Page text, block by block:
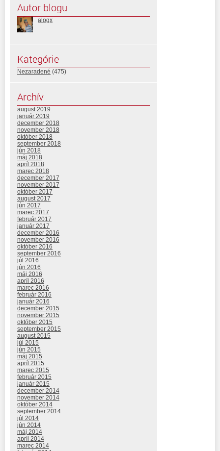
Autor blogu
alogx
Kategórie
Nezaradené (475)
Archív
august 2019
január 2019
december 2018
november 2018
október 2018
september 2018
jún 2018
máj 2018
apríl 2018
marec 2018
december 2017
november 2017
október 2017
august 2017
jún 2017
marec 2017
február 2017
január 2017
december 2016
november 2016
október 2016
september 2016
júl 2016
jún 2016
máj 2016
apríl 2016
marec 2016
február 2016
január 2016
december 2015
november 2015
október 2015
september 2015
august 2015
júl 2015
jún 2015
máj 2015
apríl 2015
marec 2015
február 2015
január 2015
december 2014
november 2014
október 2014
september 2014
júl 2014
jún 2014
máj 2014
apríl 2014
marec 2014